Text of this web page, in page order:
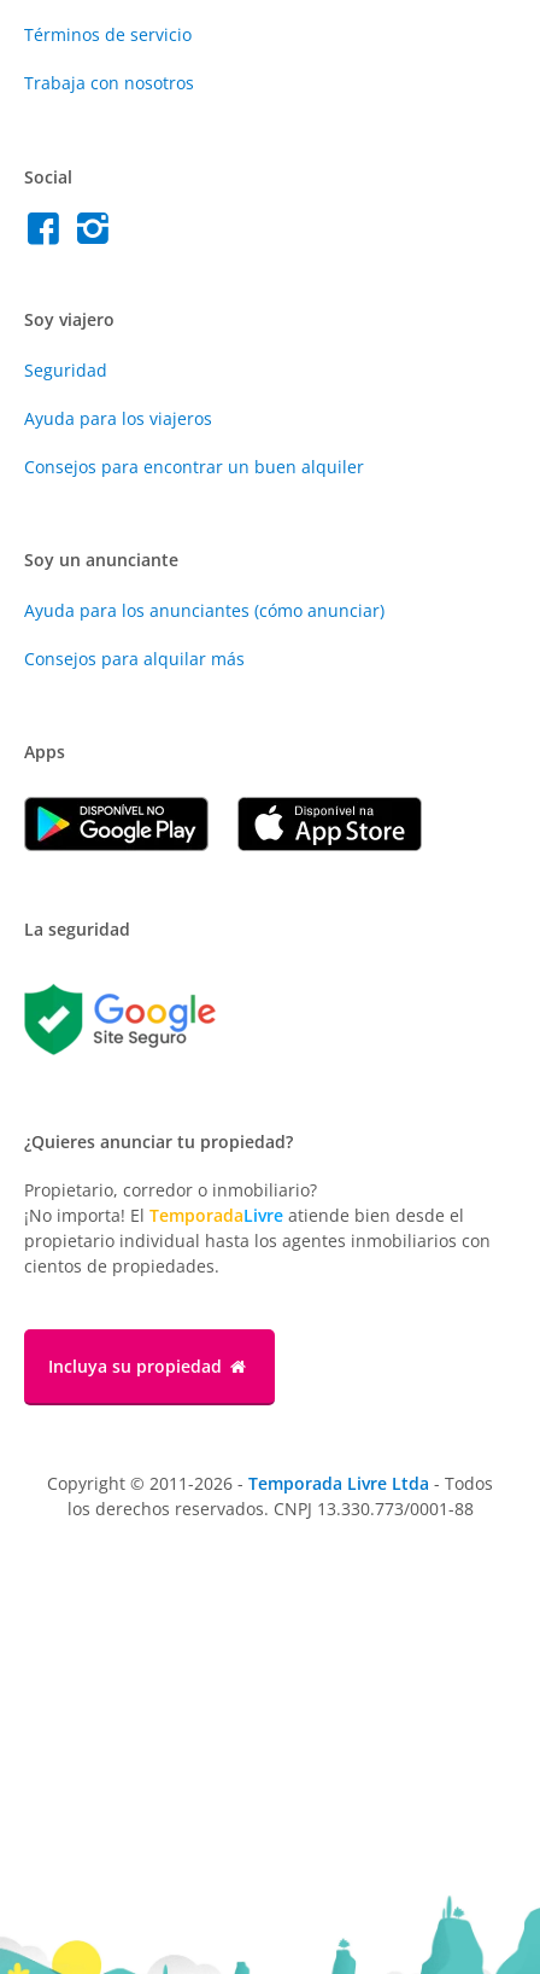
Términos de servicio
Trabaja con nosotros
Social
Soy viajero
Seguridad
Ayuda para los viajeros
Consejos para encontrar un buen alquiler
Soy un anunciante
Ayuda para los anunciantes (cómo anunciar)
Consejos para alquilar más
Apps
La seguridad
¿Quieres anunciar tu propiedad?
Propietario, corredor o inmobiliario?
¡No importa! El TemporadaLivre atiende bien desde el
propietario individual hasta los agentes inmobiliarios con
cientos de propiedades.
Incluya su propiedad
Copyright © 2011-2026 - Temporada Livre Ltda - Todos
los derechos reservados. CNPJ 13.330.773/0001-88